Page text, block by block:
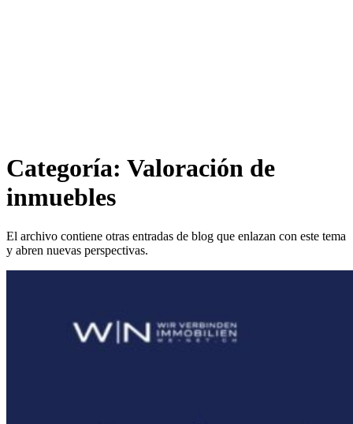
Categoría: Valoración de
inmuebles
El archivo contiene otras entradas de blog que enlazan con este tema
y abren nuevas perspectivas.